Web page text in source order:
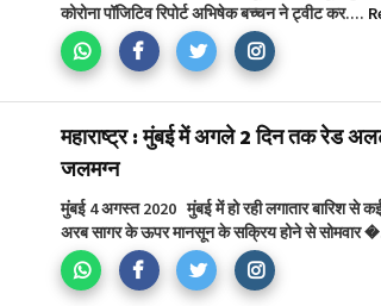
कोरोना पॉजिटिव रिपोर्ट अभिषेक बच्चन ने ट्वीट कर....
महाराष्ट्र : मुंबई में अगले 2 दिन तक रेड
जलमग्न
मुंबई 4 अगस्त 2020 मुंबई में हो रही लगातार बारिश से
अरब सागर के ऊपर मानसून के सक्रिय होने से सोमवार